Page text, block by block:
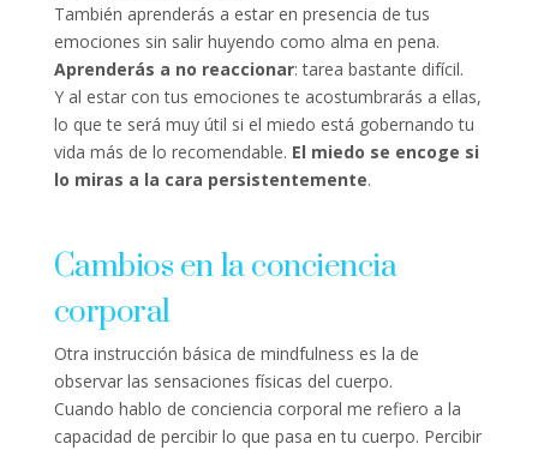
También aprenderás a estar en presencia de tus
emociones sin salir huyendo como alma en pena.
Aprenderás a no reaccionar: tarea bastante difícil.
Y al estar con tus emociones te acostumbrarás a ellas,
lo que te será muy útil si el miedo está gobernando tu
vida más de lo recomendable. El miedo se encoge si
lo miras a la cara persistentemente.
Cambios en la conciencia
corporal
Otra instrucción básica de mindfulness es la de
observar las sensaciones físicas del cuerpo.
Cuando hablo de conciencia corporal me refiero a la
capacidad de percibir lo que pasa en tu cuerpo. Percibir